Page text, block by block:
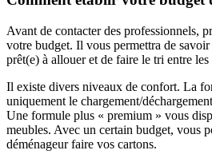
Avant de contacter des professionnels,
votre budget. Il vous permettra de
prêt(e) à allouer et de faire le tri entre les
Il existe divers niveaux de confort. La
uniquement le chargement/
Une formule plus « premium » vous
meubles. Avec un certain budget, vous
déménageur faire vos cartons.